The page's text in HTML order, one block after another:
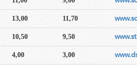
13,00 11,70
10,50 9,50
4,00 3,00